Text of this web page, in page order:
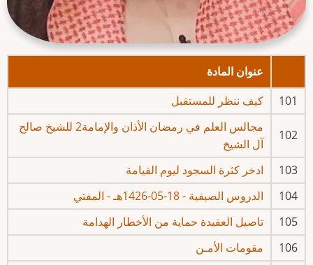
عنوان المادة
101 كيف ننظر للمستقبل
102
مجالس العلم في رمضان الأذان والإمامة2 للشيخ صالح
آل الشيخ
103
ادخر كثرة السجود ليوم القيامة
104
الدروس الصيفية - 18-05-1426هـ - المفتي
105
تاصيل العقيدة حماية من الأخطار الهدامة
106
مقومات الأمـن